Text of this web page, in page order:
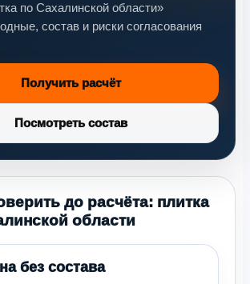
по Сахалинской области»
состав и риски согласования
Получить расчёт
Посмотреть состав
до расчёта: плитка
области
без состава